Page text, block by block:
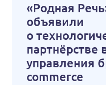
«Родная
объявили
о
партнёрстве
управления
commerce